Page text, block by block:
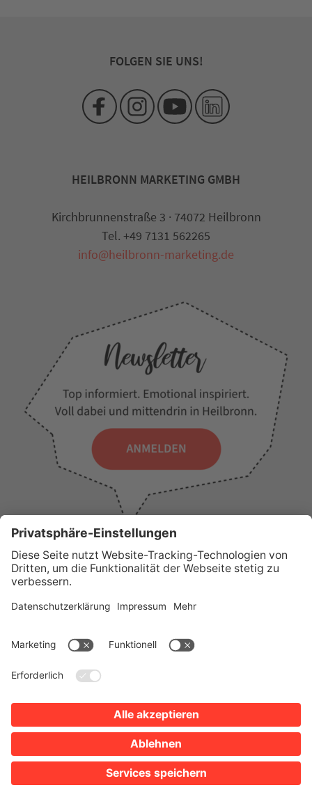
FOLGEN SIE UNS!
WICHTIGE LINKS
PresseWir über unsTourist-Information
Erklärung zur Barrierefreiheit
Impressum
HEILBRONN MARKETING GMBH
Kirchbrunnenstraße 3 · 74072 Heilbronn
Tel. +49 7131 562265
info@heilbronn-marketing.de